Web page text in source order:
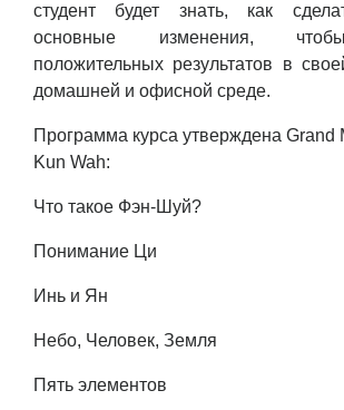
студент будет знать, как
основные изменения,
положительных результатов в
домашней и офисной среде.
Программа курса утверждена Grand
Kun Wah:
Что такое Фэн-Шуй?
Понимание Ци
Инь и Ян
Небо, Человек, Земля
Пять элементов